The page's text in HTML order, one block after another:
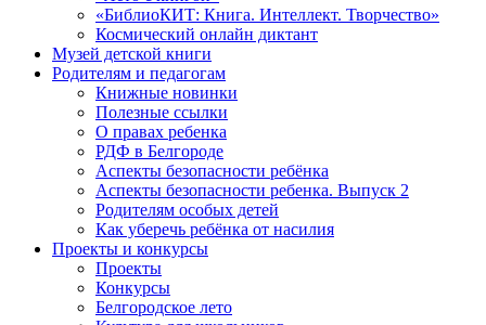
«БиблиоКИТ: Книга. Интеллект. Творчество»
Космический онлайн диктант
Музей детской книги
Родителям и педагогам
Книжные новинки
Полезные ссылки
О правах ребенка
РДФ в Белгороде
Аспекты безопасности ребёнка
Аспекты безопасности ребенка. Выпуск 2
Родителям особых детей
Как уберечь ребёнка от насилия
Проекты и конкурсы
Проекты
Конкурсы
Белгородское лето